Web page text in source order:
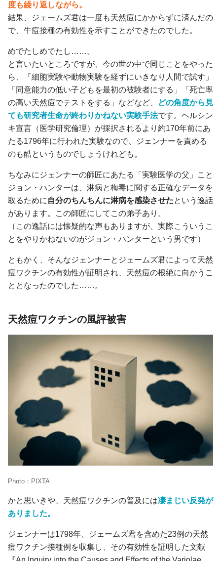
度も繰り返しながら。
結果、ジェームズ君は一度も天然痘にかからずに済んだの
で、牛痘接種の有効性を示すことができたのでした。
めでたしめでたし……。
と言いたいところですが、今の世の中で同じことをやった
ら、「細胞実験や動物実験を経ずにいきなり人間で試す」
「同意能力の低い子どもを最初の被験者にする」「死亡率
の高い天然痘でテストをする」などなど、
どの角度から見
ても研究者生命が終わりかねない実験手法です。ヘルシン
キ宣言（医学研究倫理）が採択されるより約170年前にあ
たる1796年に行われた実験なので、ジェンナーを責める
のも酷というものでしょうけれども。
ちなみにジェンナーの師匠にあたる「実験医学の父」こと
ジョン・ハンターは、淋病と梅毒に関する正確なデータを
取るために 自分のちんちんに淋病を感染させたという逸話
があります。この師匠にしてこの弟子あり。
（この逸話には懐疑的な声もありますが、実際こういうこ
とをやりかねないのがジョン・ハンターという男です）
ともかく、そんなジェンナーとジェームズ君によって天然
痘ワクチンの有効性が証明され、天然痘の根絶に向かうこ
ととなったのでした……。
天然痘ワクチンの風評被害
Photo：PIXTA
かと思いきや、天然痘ワクチンの普及には凄まじい反発が
ありました。
ジェンナーは1798年、ジェームズ君を含めた23例の天然
痘ワクチン接種例を収集し、その有効性を証明した文献